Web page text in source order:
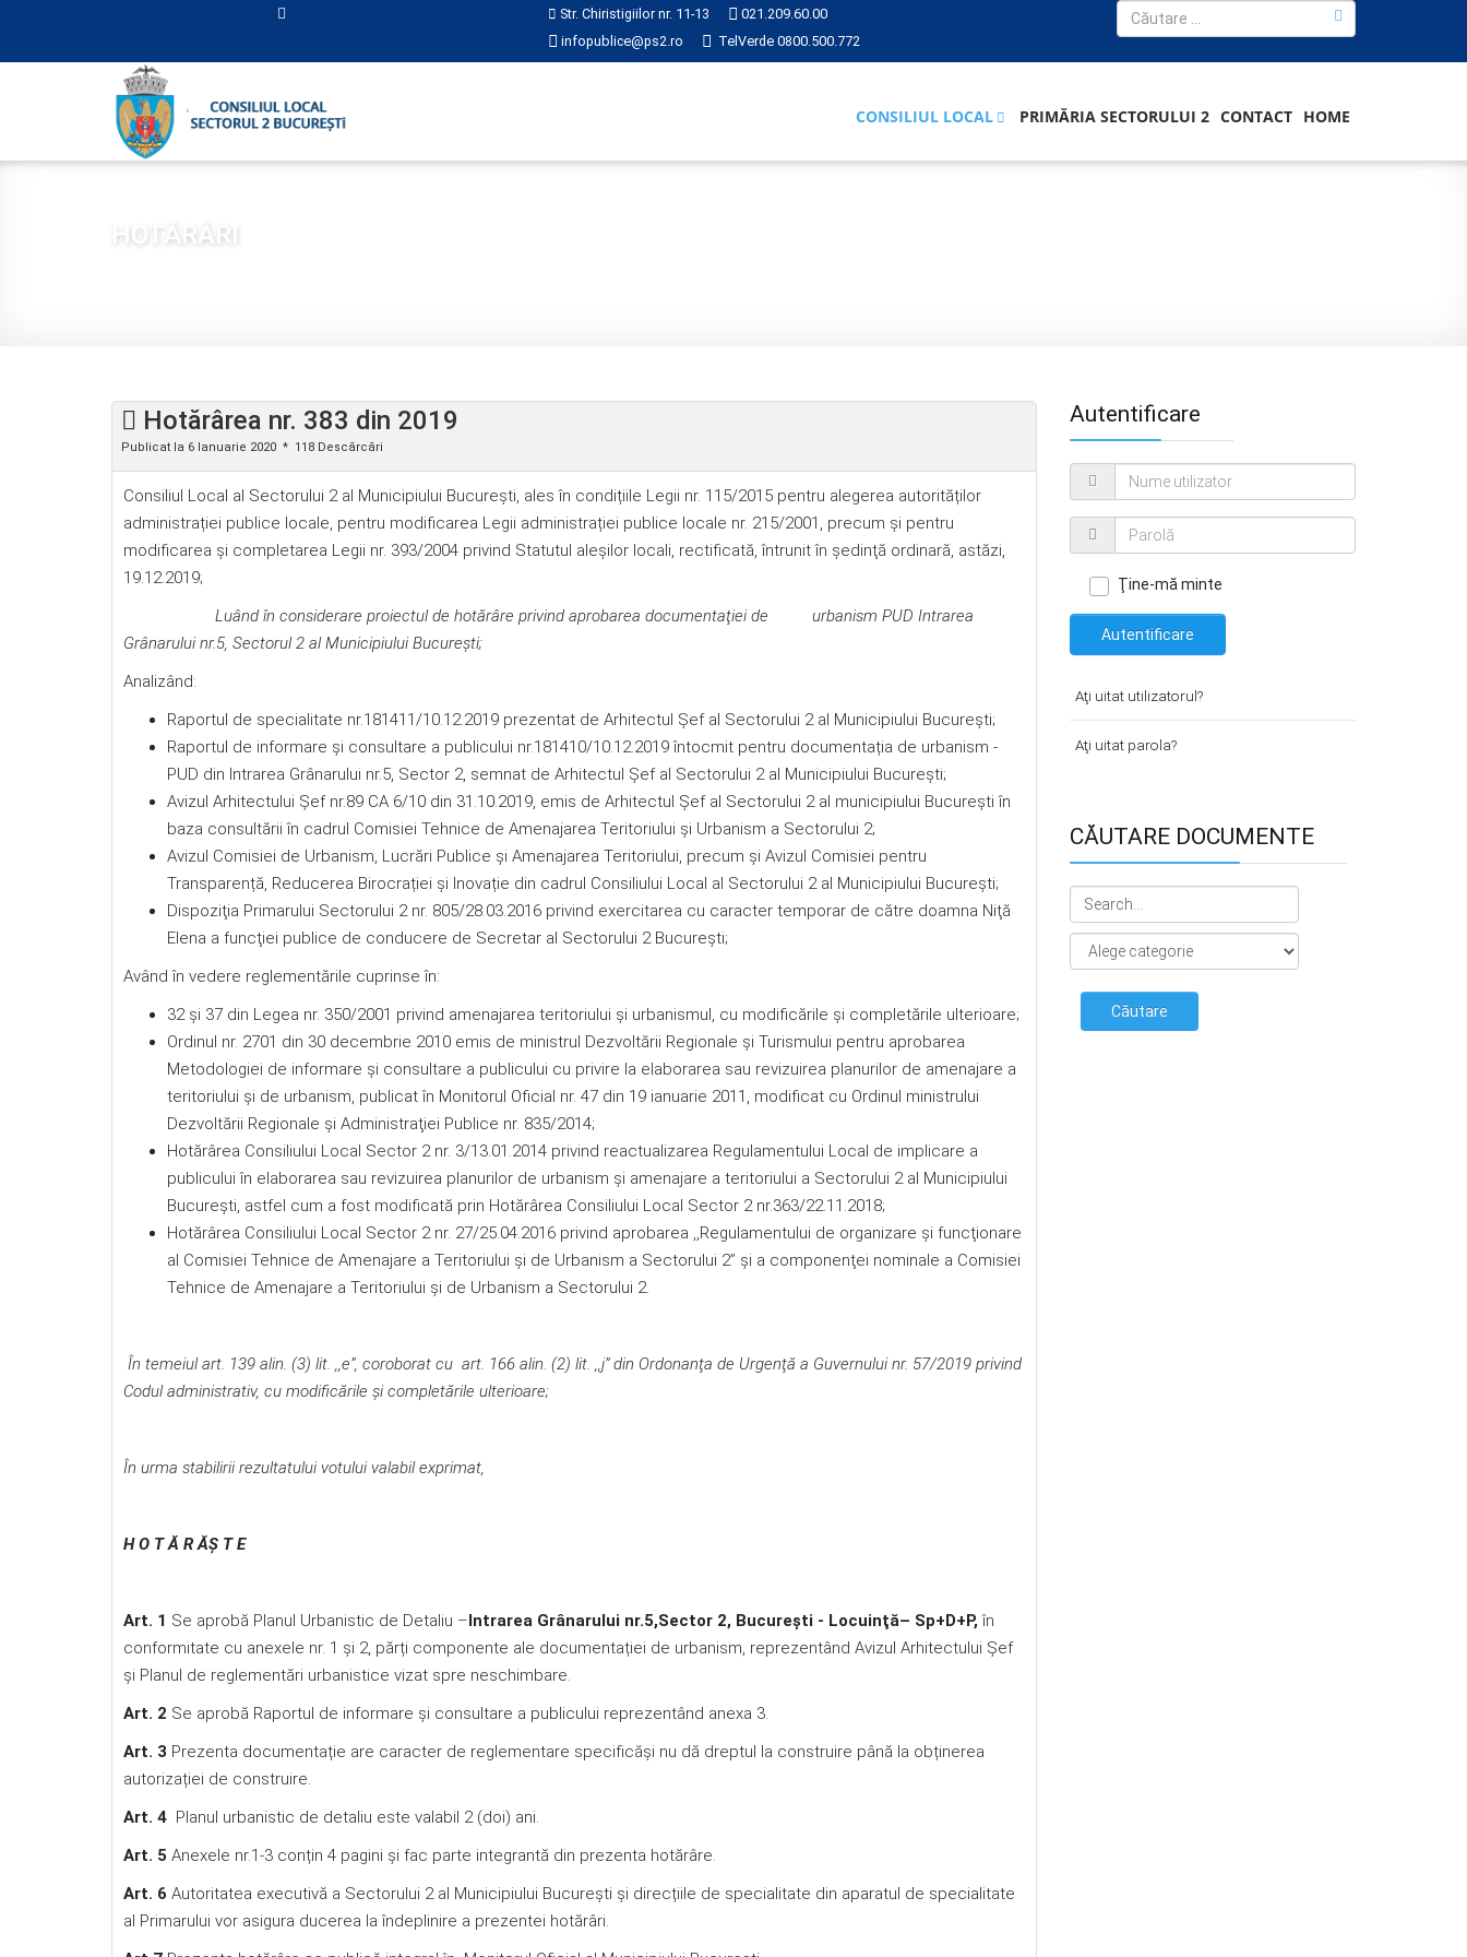
Str. Chiristigiilor nr. 11-13
021.209.60.00
infopublice@ps2.ro
TelVerde 0800.500.772
CONSILIUL LOCAL PRIMĂRIA SECTORULUI 2 CONTACT HOME
HOTĂRÂRI
Hotărârea nr. 383 din 2019
Publicat la 6 Ianuarie 2020 118 Descărcări
Consiliul Local al Sectorului 2 al Municipiului Bucureşti, ales în condițiile Legii nr. 115/2015 pentru alegerea autorităților
administrației publice locale, pentru modificarea Legii administrației publice locale nr. 215/2001, precum și pentru
modificarea şi completarea Legii nr. 393/2004 privind Statutul aleșilor locali, rectificată, întrunit în şedinţă ordinară, astăzi,
19.12.2019;
Luând în considerare proiectul de hotărâre privind aprobarea documentaţiei de urbanism PUD Intrarea
Grânarului nr.5, Sectorul 2 al Municipiului Bucureşti;
Analizând:
Raportul de specialitate nr.181411/10.12.2019 prezentat de Arhitectul Şef al Sectorului 2 al Municipiului Bucureşti;
Raportul de informare şi consultare a publicului nr.181410/10.12.2019 întocmit pentru documentația de urbanism -
PUD din Intrarea Grânarului nr.5, Sector 2, semnat de Arhitectul Șef al Sectorului 2 al Municipiului Bucureşti;
Avizul Arhitectului Șef nr.89 CA 6/10 din 31.10.2019, emis de Arhitectul Şef al Sectorului 2 al municipiului Bucureşti în
baza consultării în cadrul Comisiei Tehnice de Amenajarea Teritoriului şi Urbanism a Sectorului 2;
Avizul Comisiei de Urbanism, Lucrări Publice şi Amenajarea Teritoriului, precum şi Avizul Comisiei pentru
Transparență, Reducerea Birocrației și Inovație din cadrul Consiliului Local al Sectorului 2 al Municipiului București;
Dispoziţia Primarului Sectorului 2 nr. 805/28.03.2016 privind exercitarea cu caracter temporar de către doamna Niţă
Elena a funcţiei publice de conducere de Secretar al Sectorului 2 Bucureşti;
Având în vedere reglementările cuprinse în:
32 și 37 din Legea nr. 350/2001 privind amenajarea teritoriului şi urbanismul, cu modificările și completările ulterioare;
Ordinul nr. 2701 din 30 decembrie 2010 emis de ministrul Dezvoltării Regionale şi Turismului pentru aprobarea
Metodologiei de informare şi consultare a publicului cu privire la elaborarea sau revizuirea planurilor de amenajare a
teritoriului şi de urbanism, publicat în Monitorul Oficial nr. 47 din 19 ianuarie 2011, modificat cu Ordinul ministrului
Dezvoltării Regionale şi Administraţiei Publice nr. 835/2014;
Hotărârea Consiliului Local Sector 2 nr. 3/13.01.2014 privind reactualizarea Regulamentului Local de implicare a
publicului în elaborarea sau revizuirea planurilor de urbanism şi amenajare a teritoriului a Sectorului 2 al Municipiului
Bucureşti, astfel cum a fost modificată prin Hotărârea Consiliului Local Sector 2 nr.363/22.11.2018;
Hotărârea Consiliului Local Sector 2 nr. 27/25.04.2016 privind aprobarea ,,Regulamentului de organizare şi funcţionare
al Comisiei Tehnice de Amenajare a Teritoriului şi de Urbanism a Sectorului 2” şi a componenţei nominale a Comisiei
Tehnice de Amenajare a Teritoriului şi de Urbanism a Sectorului 2.
În temeiul art. 139 alin. (3) lit. ,,e”, coroborat cu art. 166 alin. (2) lit. ,,j”din Ordonanţa de Urgenţă a Guvernului nr. 57/2019 privind
Codul administrativ, cu modificările şi completările ulterioare;
În urma stabilirii rezultatului votului valabil exprimat,
H O T Ă R ĂŞ T E
Art. 1 Se aprobă Planul Urbanistic de Detaliu –Intrarea Grânarului nr.5,Sector 2, București - Locuinţă– Sp+D+P,în
conformitate cu anexele nr. 1 și 2, părți componente ale documentației de urbanism, reprezentând Avizul Arhitectului Șef
și Planul de reglementări urbanistice vizat spre neschimbare.
Art. 2 Se aprobă Raportul de informare şi consultare a publicului reprezentând anexa 3.
Art. 3 Prezenta documentație are caracter de reglementare specificăși nu dă dreptul la construire până la obținerea
autorizației de construire.
Art. 4 Planul urbanistic de detaliu este valabil 2 (doi) ani.
Art. 5 Anexele nr.1-3 conțin 4 pagini și fac parte integrantă din prezenta hotărâre.
Art. 6 Autoritatea executivă a Sectorului 2 al Municipiului București și direcțiile de specialitate din aparatul de specialitate
al Primarului vor asigura ducerea la îndeplinire a prezentei hotărâri.
Autentificare
Ţine-mă minte
Autentificare
Aţi uitat utilizatorul?
Aţi uitat parola?
CĂUTARE DOCUMENTE